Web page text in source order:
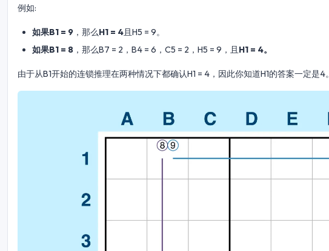
例如:
如果B1 = 9 ，那么H1 = 4且H5 = 9。
如果B1 = 8 ，那么B7 = 2，B4 = 6，C5 = 2，H5 = 9，且 H1 = 4。
由于从B1开始的连锁推理在两种情况下都确认H1 = 4，因此你知道H1的答案一定是4。